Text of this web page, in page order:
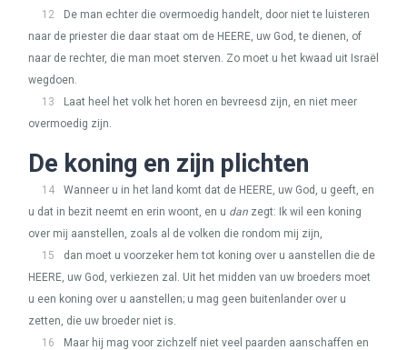
12
De man echter die overmoedig handelt, door niet te luisteren
naar de priester die daar staat om de HEERE, uw God, te dienen, of
naar de rechter, die man moet sterven. Zo moet u het kwaad uit Israël
wegdoen.
13
Laat heel het volk het horen en bevreesd zijn, en niet meer
overmoedig zijn.
De koning en zijn plichten
14 Wanneer u in het land komt dat de HEERE, uw God, u geeft, en
u dat in bezit neemt en erin woont, en u dan zegt: Ik wil een koning
over mij aanstellen, zoals al de volken die rondom mij zijn,
15
dan moet u voorzeker hem tot koning over u aanstellen die de
HEERE, uw God, verkiezen zal. Uit het midden van uw broeders moet
u een koning over u aanstellen; u mag geen buitenlander over u
zetten, die uw broeder niet is.
16
Maar hij mag voor zichzelf niet veel paarden aanschaffen en